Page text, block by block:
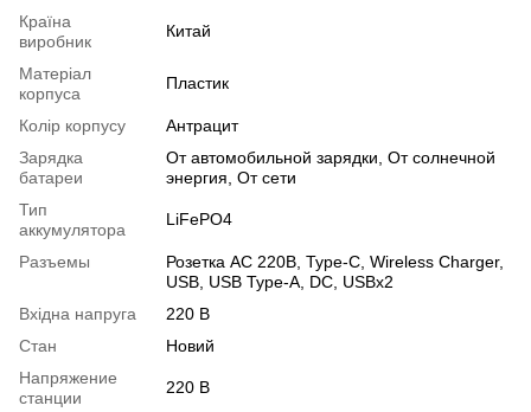
Країна
виробник
Китай
Матеріал
корпуса
Пластик
Колір корпусу
Антрацит
Зарядка
батареи
От автомобильной зарядки, От солнечной
энергия, От сети
Тип
аккумулятора
LiFePO4
Разъемы
Розетка AC 220В, Type-C, Wireless Charger,
USB, USB Type-A, DC, USBx2
Вхідна напруга
220 В
Стан
Новий
Напряжение
станции
220 В